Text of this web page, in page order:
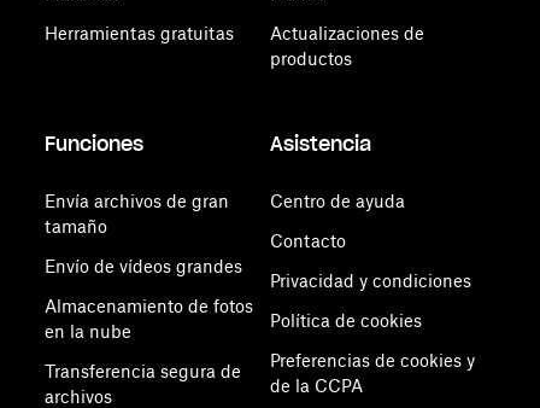
Herramientas gratuitas
Actualizaciones de
productos
Funciones
Envía archivos de gran
tamaño
Envío de vídeos grandes
Almacenamiento de fotos
en la nube
Transferencia segura de
archivos
Asistencia
Centro de ayuda
Contacto
Privacidad y condiciones
Política de cookies
Preferencias de cookies y
de la CCPA